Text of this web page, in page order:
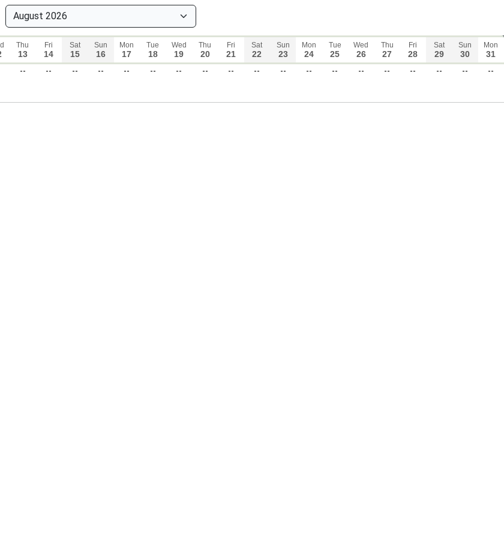
Thu
13
Fri
14
Sat
15
Sun
16
Mon
17
Tue
18
Wed
19
Thu
20
Fri
21
Sat
22
Sun
23
Mon
24
Tue
25
Wed
26
Thu
27
Fri
28
Sat
29
Sun
30
Mon
31
-- -- -- -- -- -- -- -- -- -- -- -- -- -- -- -- -- -- --